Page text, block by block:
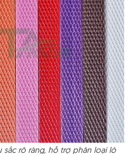
sắc rõ ràng, hỗ trợ phân loại lô